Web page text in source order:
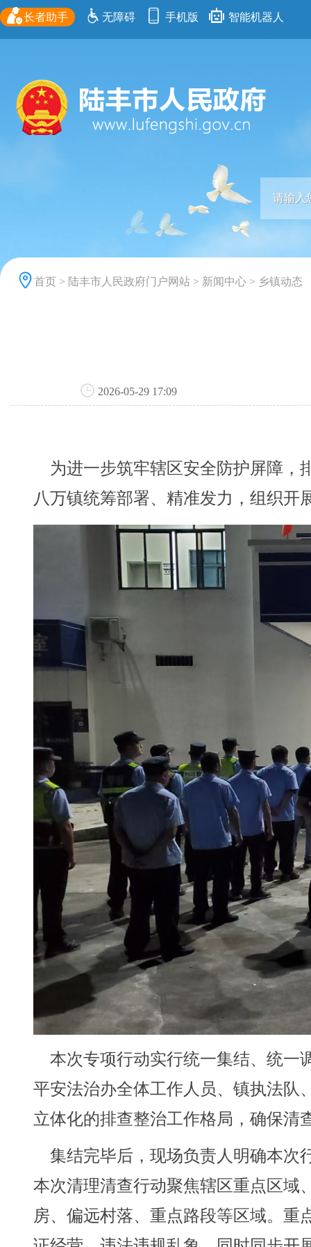
长者助手 无障碍 手机版 智能机器人
首页 > 陆丰市人民政府门户网站 > 新闻中心 > 乡镇动态
2026-05-29 17:09
为进一步筑牢辖区安全防护屏障，
八万镇统筹部署、精准发力，组织开
本次专项行动实行统一集结、统一
平安法治办全体工作人员、镇执法队
立体化的排查整治工作格局，确保清
集结完毕后，现场负责人明确本次
本次清理清查行动聚焦辖区重点区域
房、偏远村落、重点路段等区域。重